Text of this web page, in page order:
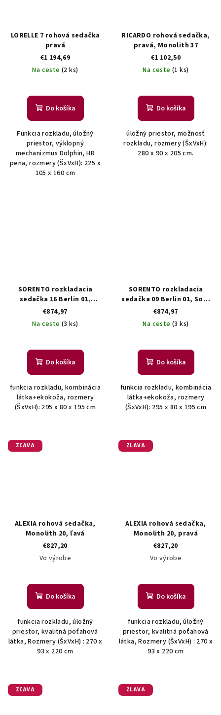
LORELLE 7 rohová sedačka
pravá
€1 194,69
Na ceste(2 ks)
Do košíka
Funkcia rozkladu, úložný
priestor, výklopný
mechanizmus Dolphin, HR
pena, rozmery (ŠxVxH): 225 x
105 x 160 cm
RICARDO rohová sedačka,
pravá, Monolith 37
€1 102,50
Na ceste(1 ks)
Do košíka
úložný priestor, možnosť
rozkladu, rozmery (ŠxVxH):
280 x 90 x 205 cm.
SORENTO rozkladacia
sedačka 16 Berlin 01,
Soft11 pravá
€874,97
Na ceste(3 ks)
Do košíka
funkcia rozkladu, kombinácia
látka+ekokoža, rozmery
(ŠxVxH): 295 x 80 x 195 cm
SORENTO rozkladacia
sedačka 09 Berlin 01, Soft
11 ľavá
€874,97
Na ceste(3 ks)
Do košíka
funkcia rozkladu, kombinácia
látka+ekokoža, rozmery
(ŠxVxH): 295 x 80 x 195 cm
ZĽAVA
ALEXIA rohová sedačka,
Monolith 20, ľavá
€827,20
Vo výrobe
Do košíka
funkcia rozkladu, úložný
priestor, kvalitná poťahová
látka, Rozmery (ŠxVxH) : 270 x
93 x 220 cm
ZĽAVA
ALEXIA rohová sedačka,
Monolith 20, pravá
€827,20
Vo výrobe
Do košíka
funkcia rozkladu, úložný
priestor, kvalitná poťahová
látka, Rozmery (ŠxVxH) : 270 x
93 x 220 cm
ZĽAVA ZĽAVA